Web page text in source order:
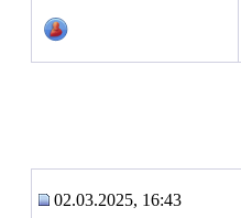
02.03.2025, 16:43